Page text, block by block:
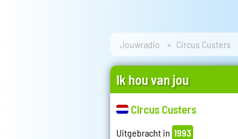
Jouwradio Circus Custers
Ik hou van jou
Circus Custers
Uitgebracht in 1993